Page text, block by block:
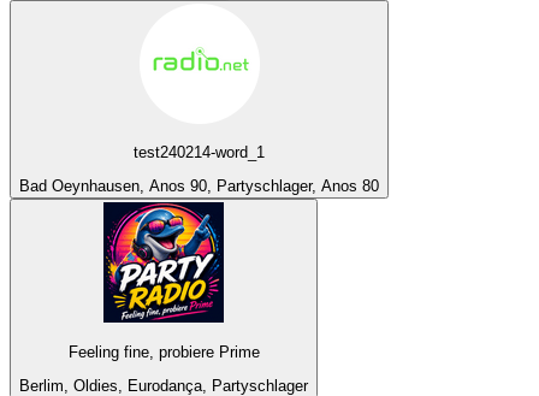
test240214-word_1
Bad Oeynhausen, Anos 90, Partyschlager, Anos 80
Feeling fine, probiere Prime
Berlim, Oldies, Eurodança, Partyschlager